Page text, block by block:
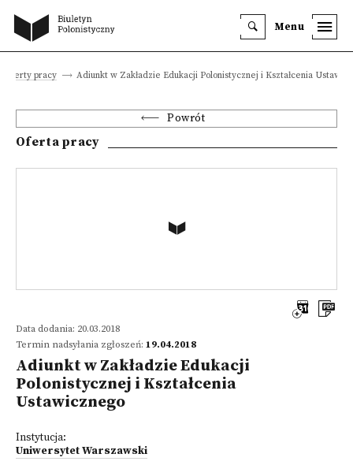
Menu
Oferty pracy Adiunkt w Zakładzie Edukacji Polonistycznej i Kształcenia
Powrót
Oferta pracy
Data dodania: 20.03.2018
Termin nadsyłania zgłoszeń: 19.04.2018
Adiunkt w Zakładzie Edukacji
Polonistycznej i Kształcenia
Ustawicznego
Instytucja:
Uniwersytet Warszawski